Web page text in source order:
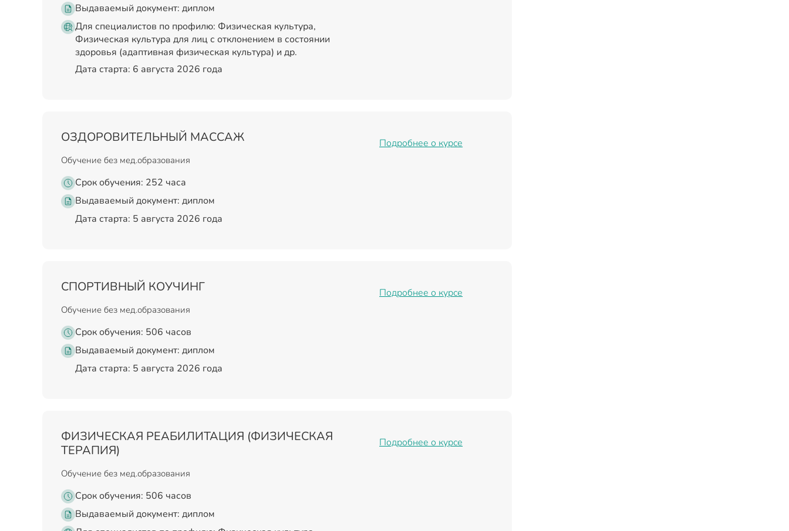
Выдаваемый документ: диплом
Для специалистов по профилю: Физическая культура,
Физическая культура для лиц с отклонением в состоянии
здоровья (адаптивная физическая культура) и др.
Дата старта: 6 августа 2026 года
ОЗДОРОВИТЕЛЬНЫЙ МАССАЖ
Обучение без мед.образования
Срок обучения: 252 часа
Выдаваемый документ: диплом
Дата старта: 5 августа 2026 года
Подробнее о курсе
СПОРТИВНЫЙ КОУЧИНГ
Обучение без мед.образования
Срок обучения: 506 часов
Выдаваемый документ: диплом
Дата старта: 5 августа 2026 года
Подробнее о курсе
ФИЗИЧЕСКАЯ РЕАБИЛИТАЦИЯ (ФИЗИЧЕСКАЯ
ТЕРАПИЯ)
Обучение без мед.образования
Срок обучения: 506 часов
Выдаваемый документ: диплом
Подробнее о курсе